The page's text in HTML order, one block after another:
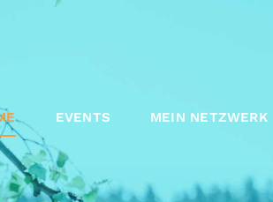
EVENTS MEIN NETZWERK